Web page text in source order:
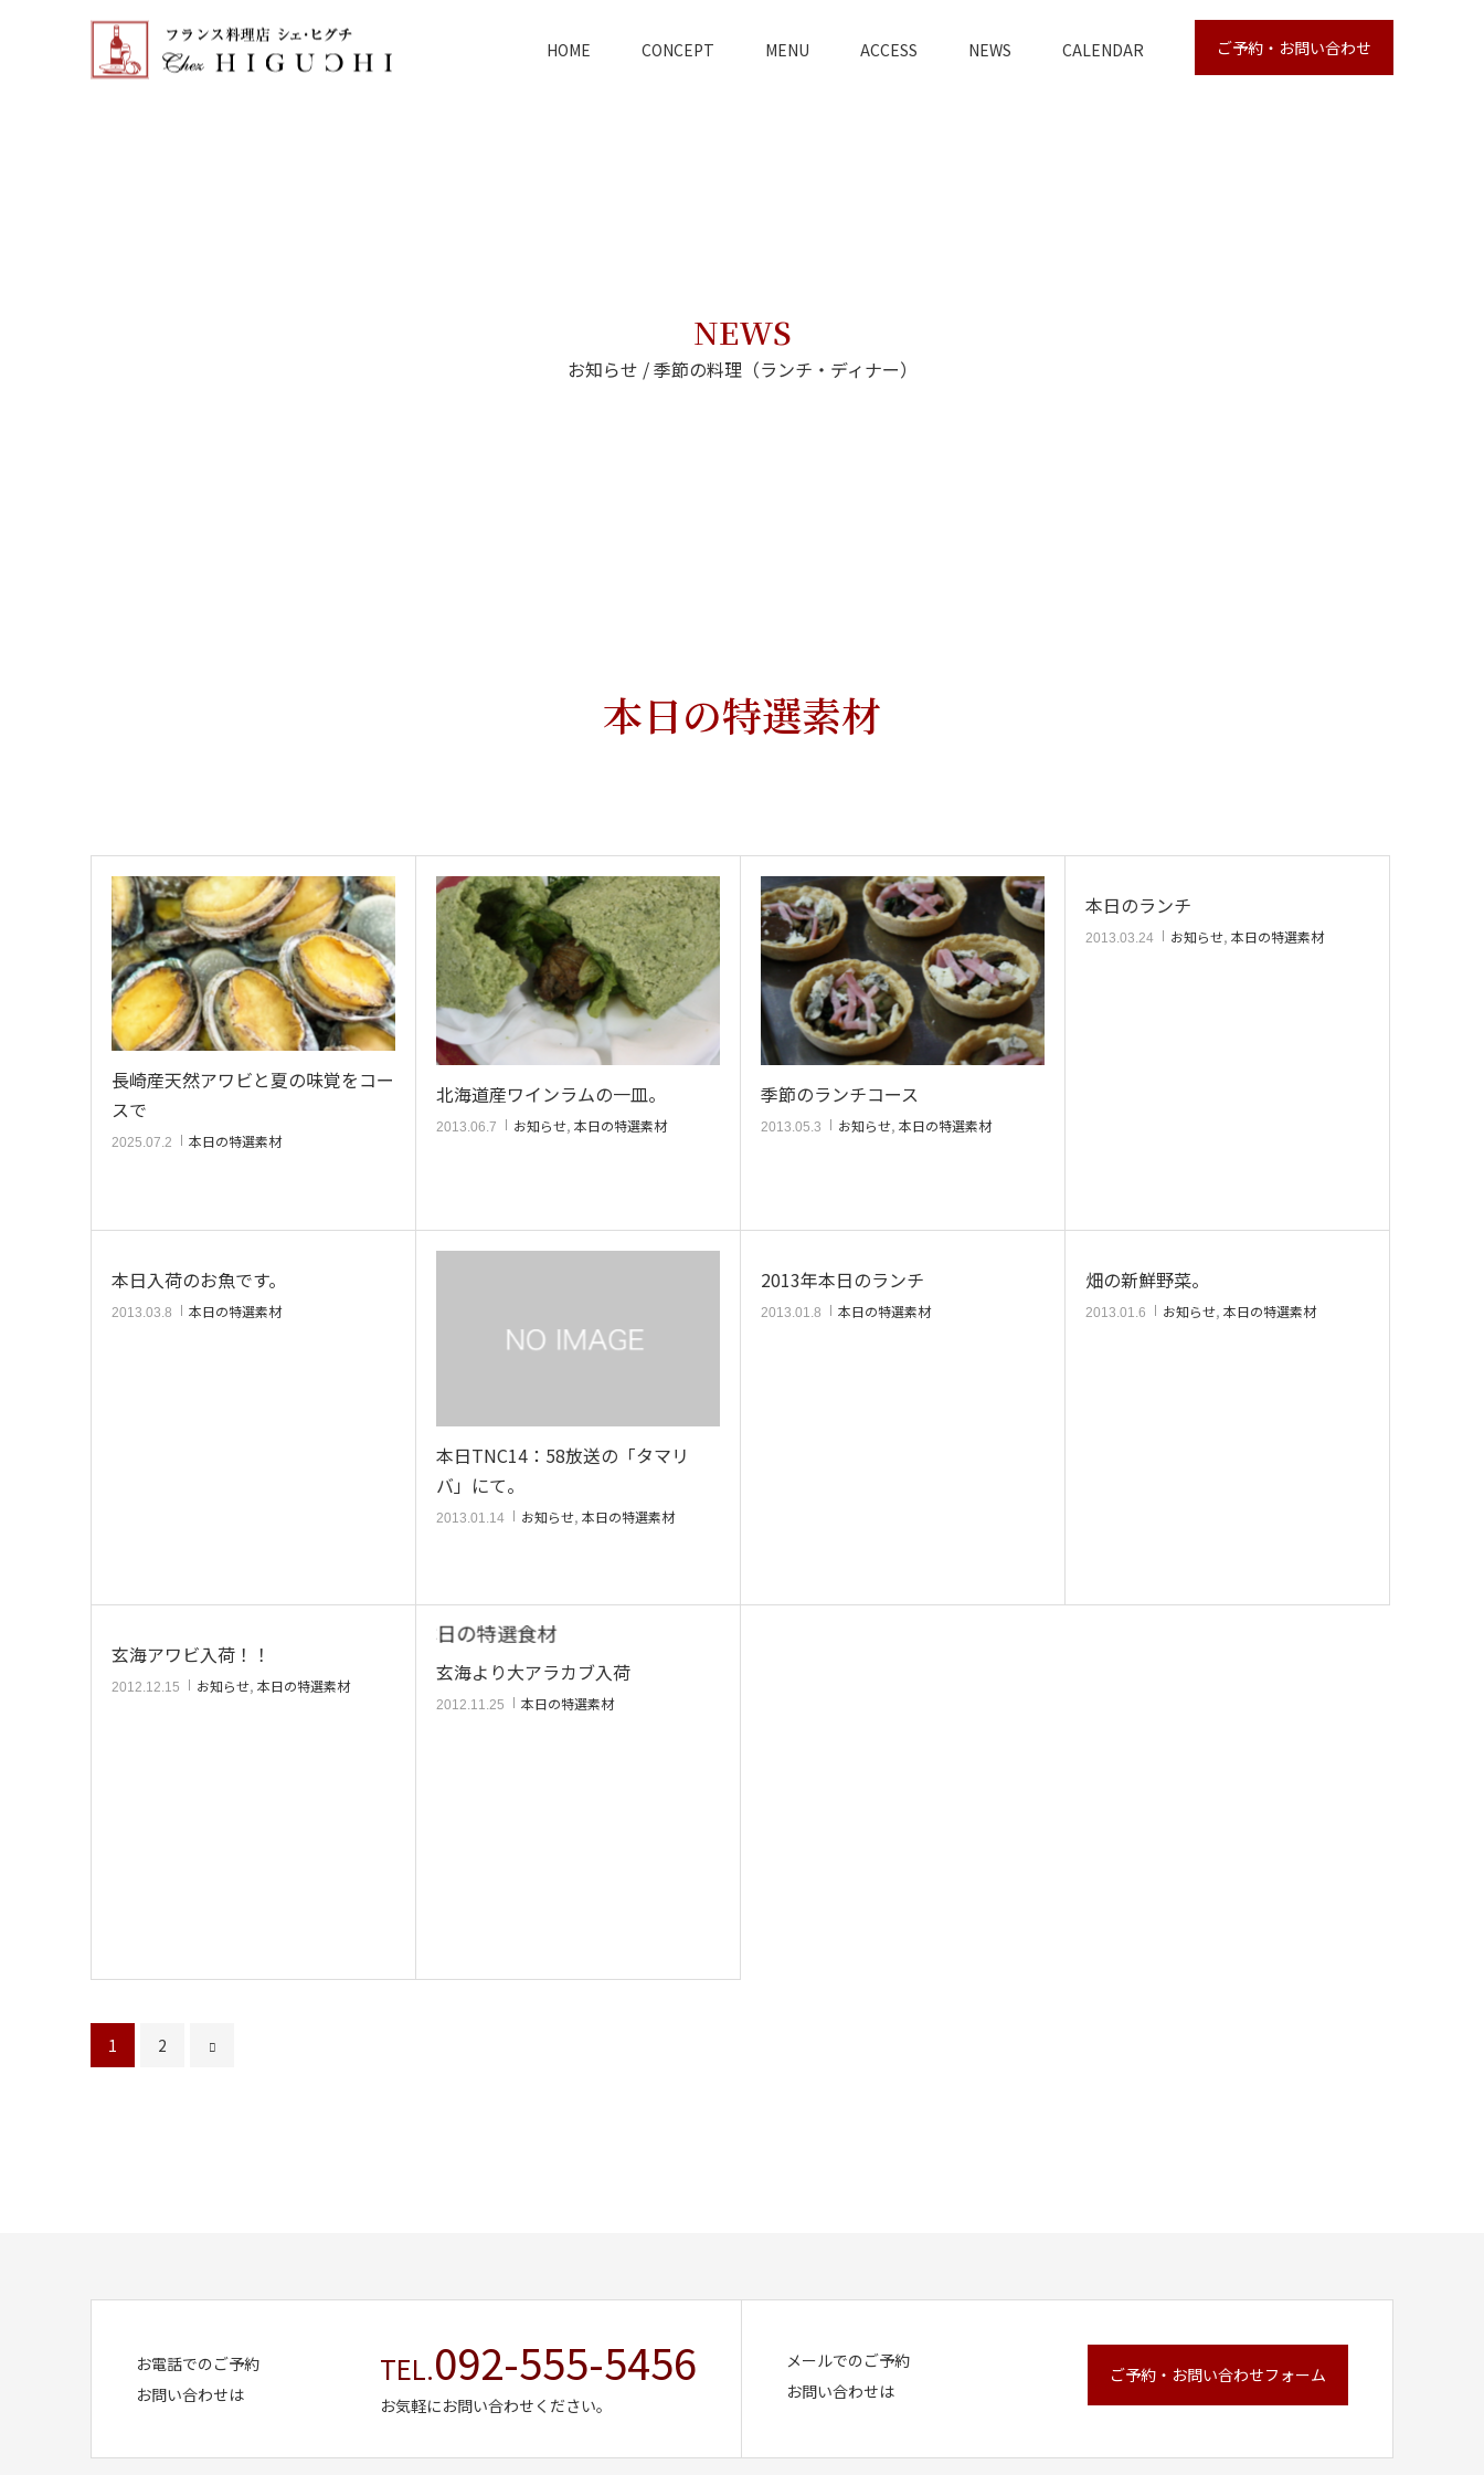
ご予約・お問い合わせ
HOME CONCEPT MENU ACCESS NEWS CALENDAR
NEWS
お知らせ / 季節の料理（ランチ・ディナー）
本日の特選素材
長崎産天然アワビと夏の味覚をコー
スで
2025.07.2 本日の特選素材
北海道産ワインラムの一皿。
2013.06.7 お知らせ, 本日の特選素材
季節のランチコース
2013.05.3 お知らせ, 本日の特選素材
本日のランチ
2013.03.24 お知らせ, 本日の特選素材
本日入荷のお魚です。
2013.03.8 本日の特選素材
本日TNC14：58放送の「タマリ
バ」にて。
2013.01.14 お知らせ, 本日の特選素材
2013年本日のランチ
2013.01.8 本日の特選素材
畑の新鮮野菜。
2013.01.6 お知らせ, 本日の特選素材
玄海アワビ入荷！！
2012.12.15 お知らせ, 本日の特選素材
玄海より大アラカブ入荷
2012.11.25 本日の特選素材
1 2
お電話でのご予約
お問い合わせは
TEL.092-555-5456
お気軽にお問い合わせください。
メールでのご予約
お問い合わせは
ご予約・お問い合わせフォーム